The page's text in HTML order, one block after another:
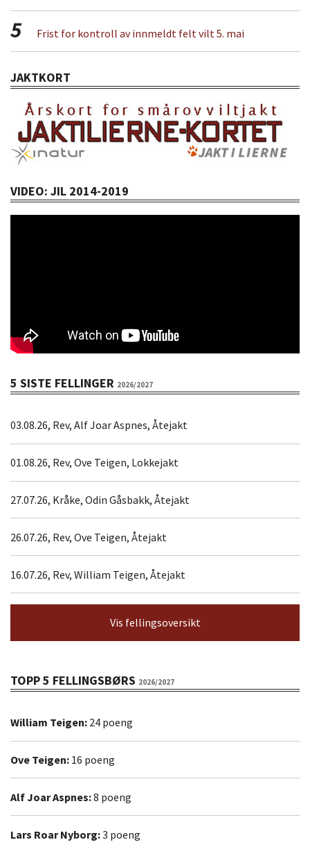
5 Frist for kontroll av innmeldt felt vilt 5. mai
JAKTKORT
VIDEO: JIL 2014-2019
5 SISTE FELLINGER 2026/2027
03.08.26, Rev, Alf Joar Aspnes, Åtejakt
01.08.26, Rev, Ove Teigen, Lokkejakt
27.07.26, Kråke, Odin Gåsbakk, Åtejakt
26.07.26, Rev, Ove Teigen, Åtejakt
16.07.26, Rev, William Teigen, Åtejakt
Vis fellingsoversikt
TOPP 5 FELLINGSBØRS 2026/2027
William Teigen: 24 poeng
Ove Teigen: 16 poeng
Alf Joar Aspnes:8 poeng
Lars Roar Nyborg:3 poeng